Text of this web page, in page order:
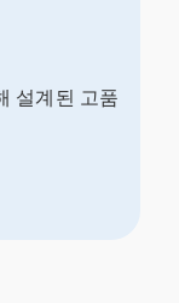
설계된 고품